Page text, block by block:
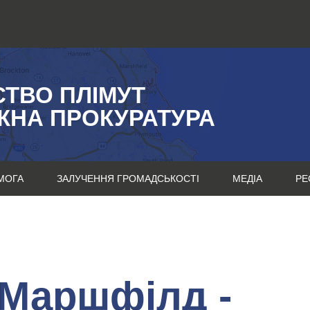
ПЛІМУТ
ПРОКУРАТУРА
ЗАЛУЧЕННЯ ГРОМАДСЬКОСТІ МЕДІА
-